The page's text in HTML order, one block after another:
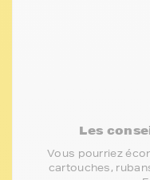
Les
Vous pourriez
cartouches,